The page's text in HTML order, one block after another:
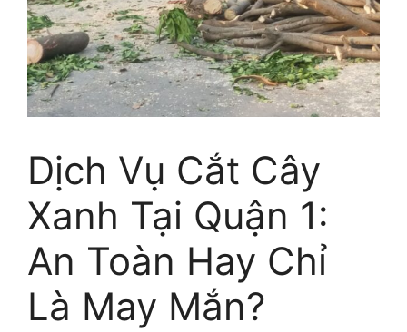
Dịch Vụ Cắt Cây
Xanh Tại Quận 1:
An Toàn Hay Chỉ
Là May Mắn?